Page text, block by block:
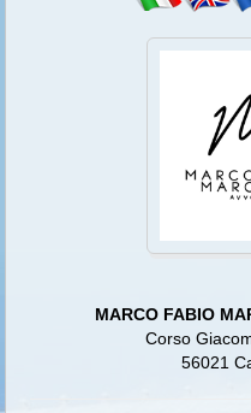
MARCO FABIO
Corso
56021